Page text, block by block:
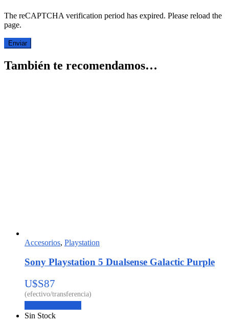
The reCAPTCHA verification period has expired. Please reload the
page.
También te recomendamos…
Accesorios, Playstation
Sony Playstation 5 Dualsense Galactic Purple
U$S87
Sin Stock